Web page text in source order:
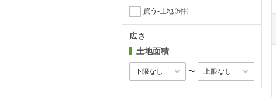
買う-土地（5件）
広さ
土地面積
〜